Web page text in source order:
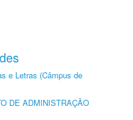
e Letras (Câmpus de
DE ADMINISTRAÇÃO